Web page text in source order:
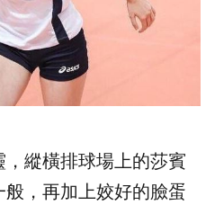
縱橫排球場上的莎賓
，再加上姣好的臉蛋